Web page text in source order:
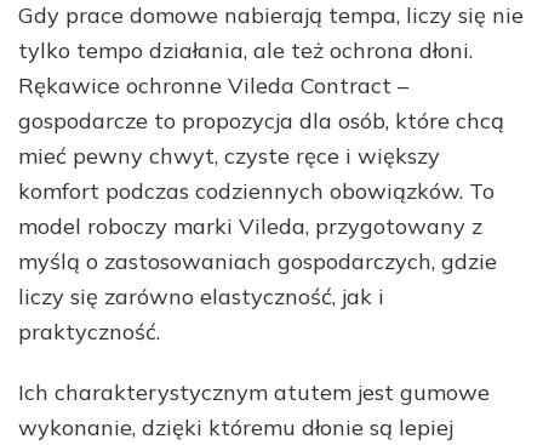
Gdy prace domowe nabierają tempa, liczy się nie
tylko tempo działania, ale też ochrona dłoni.
Rękawice ochronne Vileda Contract –
gospodarcze to propozycja dla osób, które chcą
mieć pewny chwyt, czyste ręce i większy
komfort podczas codziennych obowiązków. To
model roboczy marki Vileda, przygotowany z
myślą o zastosowaniach gospodarczych, gdzie
liczy się zarówno elastyczność, jak i
praktyczność.
Ich charakterystycznym atutem jest gumowe
wykonanie, dzięki któremu dłonie są lepiej